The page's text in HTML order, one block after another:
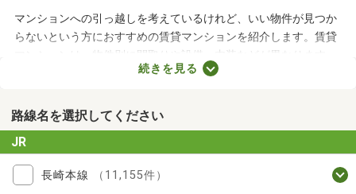
マンションへの引っ越しを考えているけれど、いい物件が見つか
らないという方におすすめの賃貸マンションを紹介します。賃貸
マンションは、物件別に間取りや設備、内装などが異なります。
複数の物件を見比べて、希望や好みにぴったりなお部屋を見つけ
貸マンションを比較してみてくださいね。
続きを見る
路線名を選択してください
JR
長崎本線 （11,155件）